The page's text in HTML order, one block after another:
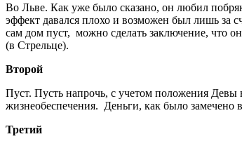
Во Льве. Как уже было сказано, он любил
эффект давался плохо и возможен был лишь за
сам дом пуст, можно сделать заключение, что
(в Стрельце).
Второй
Пуст. Пусть напрочь, с учетом положения Девы
жизнеобеспечения. Деньги, как было замечено
Третий